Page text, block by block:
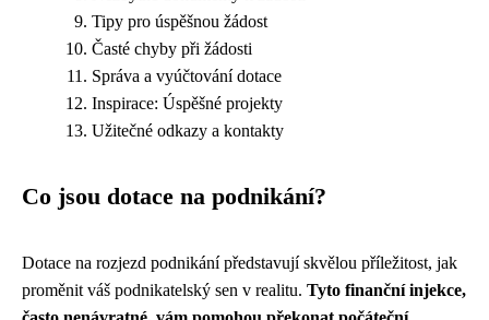
Tipy pro úspěšnou žádost
Časté chyby při žádosti
Správa a vyúčtování dotace
Inspirace: Úspěšné projekty
Užitečné odkazy a kontakty
Co jsou dotace na podnikání?
Dotace na rozjezd podnikání představují skvělou příležitost, jak
proměnit váš podnikatelský sen v realitu. Tyto finanční injekce,